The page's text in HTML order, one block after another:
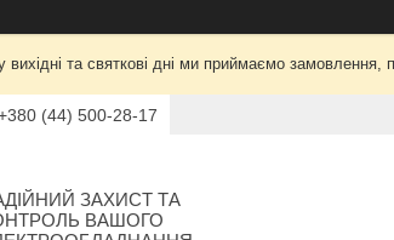
вихідні та святкові дні ми приймаємо
(44) 500-28-17
ЗАХИСТ ТА
ВАШОГО